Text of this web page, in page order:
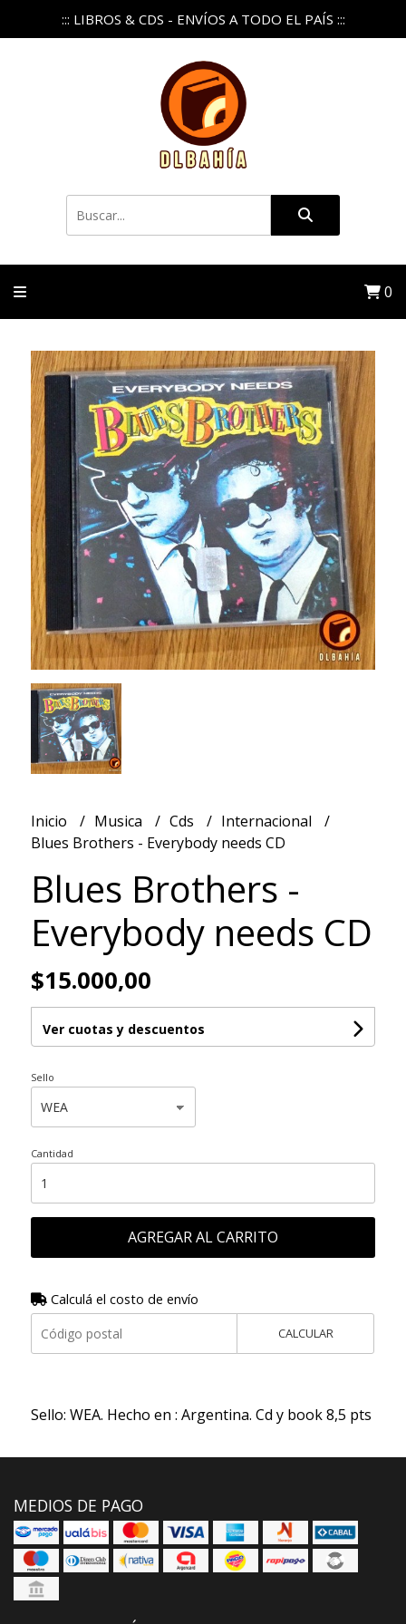
::: LIBROS & CDS - ENVÍOS A TODO EL PAÍS :::
0
Inicio Musica Cds
Internacional
Blues Brothers - Everybody needs CD
Blues Brothers -
Everybody needs CD
$15.000,00
Ver cuotas y descuentos
Sello
Cantidad
AGREGAR AL CARRITO
Calculá el costo de envío
CALCULAR
Sello: WEA. Hecho en : Argentina. Cd y book 8,5 pts
MEDIOS DE PAGO